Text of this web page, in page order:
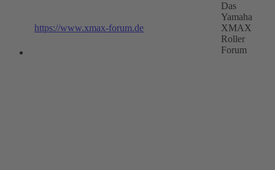
https://www.xmax-forum.de
Das
Yamaha
XMAX
Roller
Forum